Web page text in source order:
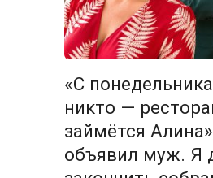
«С
никто —
займётся
объявил муж. Я